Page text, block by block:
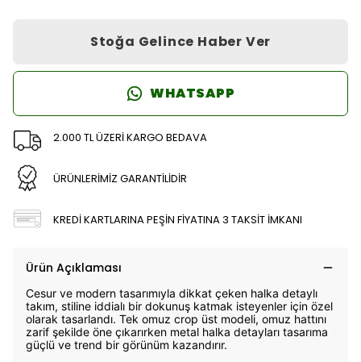
Stoğa Gelince Haber Ver
WHATSAPP
2.000 TL ÜZERİ KARGO BEDAVA
ÜRÜNLERİMİZ GARANTİLİDİR
KREDİ KARTLARINA PEŞİN FİYATINA 3 TAKSİT İMKANI
Ürün Açıklaması
Cesur ve modern tasarımıyla dikkat çeken halka detaylı
takım, stiline iddialı bir dokunuş katmak isteyenler için özel
olarak tasarlandı. Tek omuz crop üst modeli, omuz hattını
zarif şekilde öne çıkarırken metal halka detayları tasarıma
güçlü ve trend bir görünüm kazandırır.